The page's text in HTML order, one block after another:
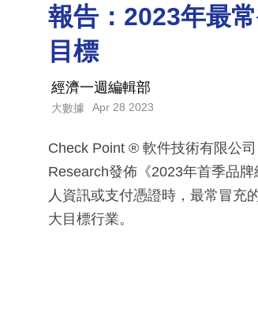
報告：2023年最
目標
經濟一週編輯部
大數據 Apr 28 2023
Check Point ® 軟件技術有限公
Research發佈《2023年首季品
人資訊或支付憑證時，最常冒充
大目標行業。